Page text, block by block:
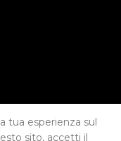
tua esperienza sul
sito, accetti il